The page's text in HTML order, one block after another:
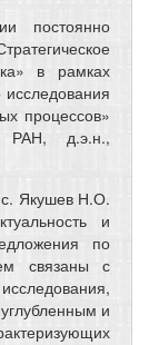
постоянно
в рамках
процессов»
РАН, д.э.н.,
Якушев Н.О.
и
по
связаны с
и